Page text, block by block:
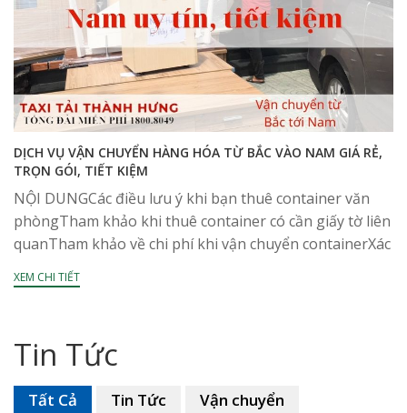
DỊCH VỤ VẬN CHUYỂN HÀNG HÓA TỪ BẮC VÀO NAM GIÁ RẺ,
TRỌN GÓI, TIẾT KIỆM
NỘI DUNGCác điều lưu ý khi bạn thuê container văn
phòngTham khảo khi thuê container có cần giấy tờ liên
quanTham khảo về chi phí khi vận chuyển containerXác
định thời gian thuê thật...
XEM CHI TIẾT
Tin Tức
Tất Cả Tin Tức Vận chuyển